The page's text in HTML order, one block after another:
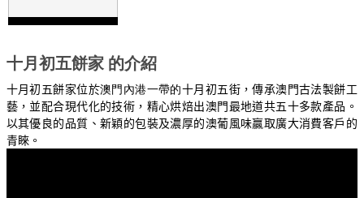
十月初五餅家 的介紹
十月初五餅家位於澳門內港一帶的十月初五街，傳承澳門古法製餅工
藝，並配合現代化的技術，精心烘焙出澳門最地道共五十多款產品。
以其優良的品質、新穎的包裝及濃厚的澳葡風味贏取廣大消費客戶的
青睞。